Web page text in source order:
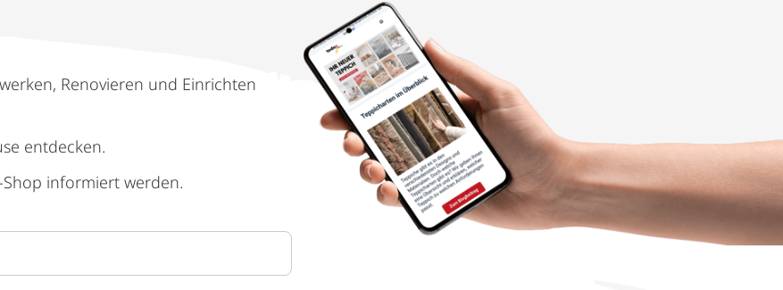
Renovieren und Einrichten
entdecken.
informiert werden.